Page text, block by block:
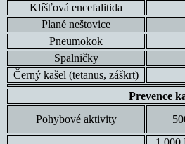
Klíšťová encefalitida
Plané neštovice
Pneumokok
Spalničky
Černý kašel (tetanus, záškrt)
Prevence
Pohybové aktivity